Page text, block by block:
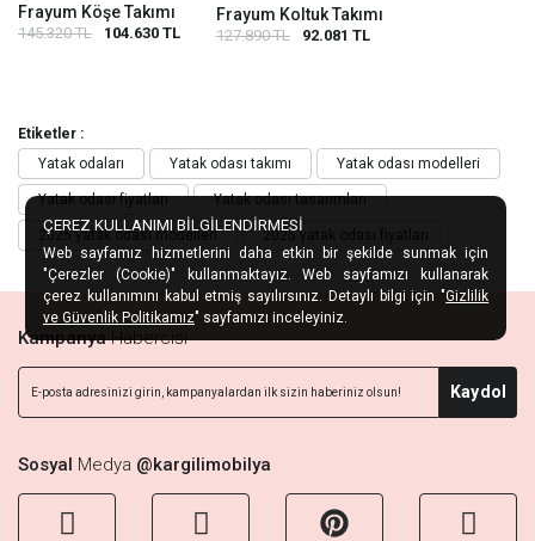
Frayum Köşe Takımı
145.320 TL 104.630 TL
Frayum Koltuk Takımı
127.890 TL 92.081 TL
Etiketler :
Yatak odaları
Yatak odası takımı Yatak odası modelleri
Yatak odası fiyatları Yatak odası tasarımları
2025 yatak odası modelleri 2025 yatak odası fiyatları
KampanyaHabercisi
Kaydol
Sosyal Medya @kargilimobilya
ÇEREZ KULLANIMI BİLGİLENDİRMESİ
Web sayfamız hizmetlerini daha etkin bir şekilde sunmak için
"Çerezler (Cookie)" kullanmaktayız. Web sayfamızı kullanarak
çerez kullanımını kabul etmiş sayılırsınız. Detaylı bilgi için "Gizlilik
ve Güvenlik Politikamız" sayfamızı inceleyiniz.